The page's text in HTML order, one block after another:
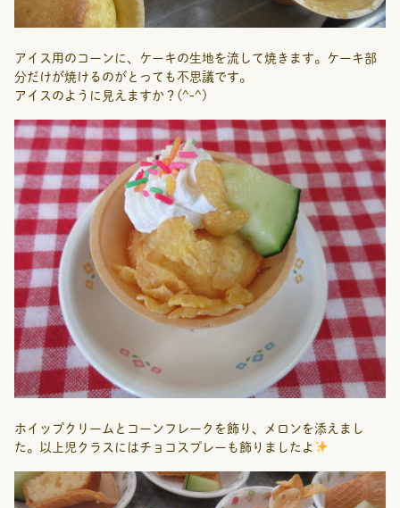
アイス用のコーンに、ケーキの生地を流して焼きます。ケーキ部
分だけが焼けるのがとっても不思議です。
アイスのように見えますか？(^-^)
ホイップクリームとコーンフレークを飾り、メロンを添えまし
た。以上児クラスにはチョコスプレーも飾りましたよ